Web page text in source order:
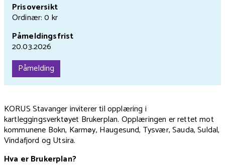
Prisoversikt
Ordinær: 0 kr
Påmeldingsfrist
20.03.2026
Påmelding
KORUS Stavanger inviterer til opplæring i
kartleggingsverktøyet Brukerplan. Opplæringen er rettet mot
kommunene Bokn, Karmøy, Haugesund, Tysvær, Sauda, Suldal,
Vindafjord og Utsira.
Hva er Brukerplan?